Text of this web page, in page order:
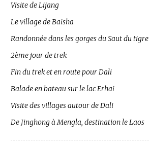
Visite de Lijang
Le village de Baisha
Randonnée dans les gorges du Saut du tigre
2ème jour de trek
Fin du trek et en route pour Dali
Balade en bateau sur le lac Erhai
Visite des villages autour de Dali
De Jinghong à Mengla, destination le Laos